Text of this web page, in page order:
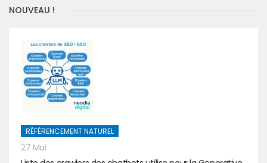
NOUVEAU !
RÉFÉRENCEMENT NATUREL
27 Mai